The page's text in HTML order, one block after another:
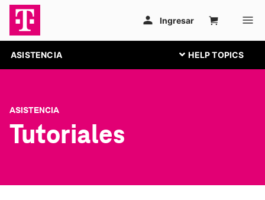
ASISTENCIA
ASISTENCIA
Tutoriales